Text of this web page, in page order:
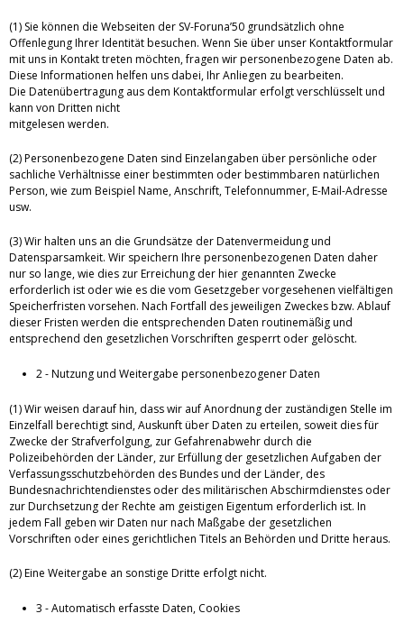
(1) Sie können die Webseiten der SV-Foruna’50 grundsätzlich ohne
Offenlegung Ihrer Identität besuchen. Wenn Sie über unser Kontaktformular
mit uns in Kontakt treten möchten, fragen wir personenbezogene Daten ab.
Diese Informationen helfen uns dabei, Ihr Anliegen zu bearbeiten.
Die Datenübertragung aus dem Kontaktformular erfolgt verschlüsselt und
kann von Dritten nicht
mitgelesen werden.
(2) Personenbezogene Daten sind Einzelangaben über persönliche oder
sachliche Verhältnisse einer bestimmten oder bestimmbaren natürlichen
Person, wie zum Beispiel Name, Anschrift, Telefonnummer, E-Mail-Adresse
usw.
(3) Wir halten uns an die Grundsätze der Datenvermeidung und
Datensparsamkeit. Wir speichern Ihre personenbezogenen Daten daher
nur so lange, wie dies zur Erreichung der hier genannten Zwecke
erforderlich ist oder wie es die vom Gesetzgeber vorgesehenen vielfältigen
Speicherfristen vorsehen. Nach Fortfall des jeweiligen Zweckes bzw. Ablauf
dieser Fristen werden die entsprechenden Daten routinemäßig und
entsprechend den gesetzlichen Vorschriften gesperrt oder gelöscht.
2 - Nutzung und Weitergabe personenbezogener Daten
(1) Wir weisen darauf hin, dass wir auf Anordnung der zuständigen Stelle im
Einzelfall berechtigt sind, Auskunft über Daten zu erteilen, soweit dies für
Zwecke der Strafverfolgung, zur Gefahrenabwehr durch die
Polizeibehörden der Länder, zur Erfüllung der gesetzlichen Aufgaben der
Verfassungsschutzbehörden des Bundes und der Länder, des
Bundesnachrichtendienstes oder des militärischen Abschirmdienstes oder
zur Durchsetzung der Rechte am geistigen Eigentum erforderlich ist. In
jedem Fall geben wir Daten nur nach Maßgabe der gesetzlichen
Vorschriften oder eines gerichtlichen Titels an Behörden und Dritte heraus.
(2) Eine Weitergabe an sonstige Dritte erfolgt nicht.
3 - Automatisch erfasste Daten, Cookies